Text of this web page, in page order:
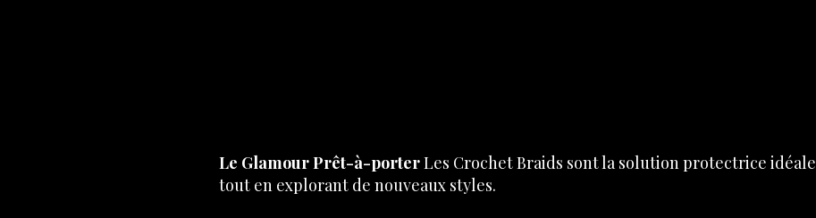
Le Glamour Prêt-à-porterLes Crochet Braids sont la solution protectrice
tout en explorant de nouveaux styles.